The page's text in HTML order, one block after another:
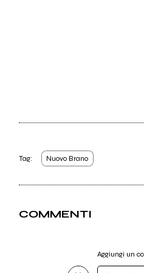
Tag: Nuovo Brano
COMMENTI
Aggiungi un